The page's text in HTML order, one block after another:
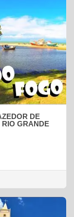
DE
GRANDE